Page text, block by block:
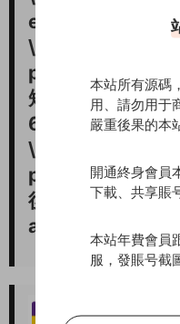
er.php
p
短信寶申請地址
6.Paysapi支付配
php 申請地址：
後台地址：域名/
admin 密碼：
本站所有源碼
用、請勿用于
嚴重後果的本
開通終身會員
下載、共享賬
本站年費會員
服，發賬号截